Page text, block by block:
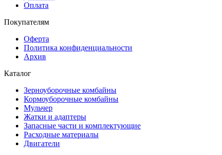
Оплата
Покупателям
Оферта
Политика конфиденциальности
Архив
Каталог
Зерноуборочные комбайны
Кормоуборочные комбайны
Мульчер
Жатки и адаптеры
Запасные части и комплектующие
Расходные материалы
Двигатели